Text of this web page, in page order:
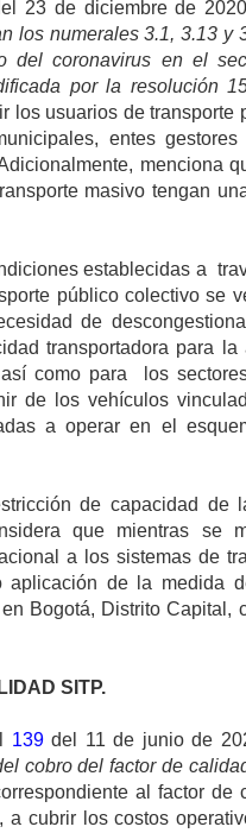
23 de diciembre de
los numerales 3.1, 3.13 y
coronavirus en el
por la resolución
los usuarios de
entes
menciona
masivo tengan
establecidas a
público colectivo se
de
transportadora para
como para los
de los vehículos
a operar en el
de capacidad de
que mientras se
a los sistemas de
aplicación de la medida
Bogotá, Distrito
SITP.
139del 11 de junio de
cobro del factor de
al factor
a cubrir los costos